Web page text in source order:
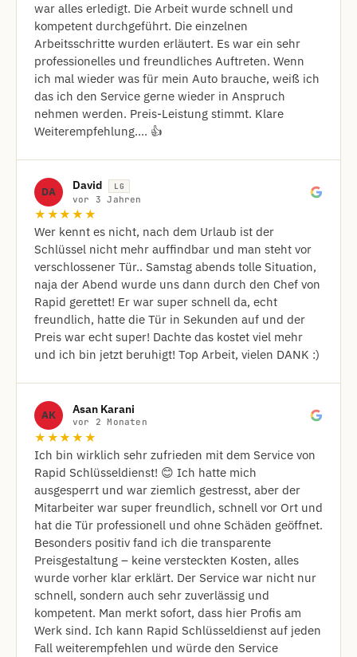
war alles erledigt. Die Arbeit wurde schnell und
kompetent durchgeführt. Die einzelnen
Arbeitsschritte wurden erläutert. Es war ein sehr
professionelles und freundliches Auftreten. Wenn
ich mal wieder was für mein Auto brauche, weiß ich
das ich den Service gerne wieder in Anspruch
nehmen werden. Preis-Leistung stimmt. Klare
Weiterempfehlung.... 👍
DA David LG
vor 3 Jahren
★★★★★
Wer kennt es nicht, nach dem Urlaub ist der
Schlüssel nicht mehr auffindbar und man steht vor
verschlossener Tür.. Samstag abends tolle Situation,
naja der Abend wurde uns dann durch den Chef von
Rapid gerettet! Er war super schnell da, echt
freundlich, hatte die Tür in Sekunden auf und der
Preis war echt super! Dachte das kostet viel mehr
und ich bin jetzt beruhigt! Top Arbeit, vielen DANK :)
AK Asan Karani
vor 2 Monaten
★★★★★
Ich bin wirklich sehr zufrieden mit dem Service von
Rapid Schlüsseldienst! 😊 Ich hatte mich
ausgesperrt und war ziemlich gestresst, aber der
Mitarbeiter war super freundlich, schnell vor Ort und
hat die Tür professionell und ohne Schäden geöffnet.
Besonders positiv fand ich die transparente
Preisgestaltung – keine versteckten Kosten, alles
wurde vorher klar erklärt. Der Service war nicht nur
schnell, sondern auch sehr zuverlässig und
kompetent. Man merkt sofort, dass hier Profis am
Werk sind. Ich kann Rapid Schlüsseldienst auf jeden
Fall weiterempfehlen und würde den Service